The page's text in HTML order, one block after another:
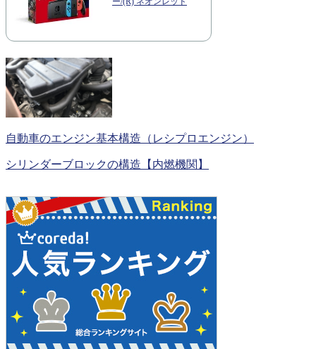
自動車のエンジン基本構造（レシプロエンジン）
シリンダーブロックの構造【内燃機関】